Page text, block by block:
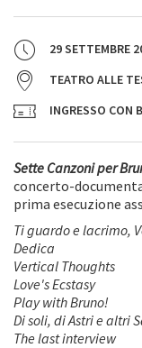
29 SETTEMBRE
TEATRO ALLE
INGRESSO CON
Sette Canzoni per
concerto-
prima esecuzione
Ti guardo e lacrimo,
Dedica
Vertical Thoughts
Love's Ecstasy
Play with Bruno!
Di soli, di Astri e altri
The last interview